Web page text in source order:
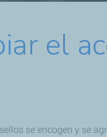
el
se encogen y se